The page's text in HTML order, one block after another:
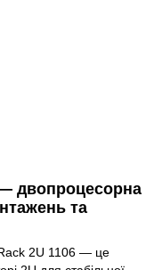
двопроцесорна
та
2U 1106 — це